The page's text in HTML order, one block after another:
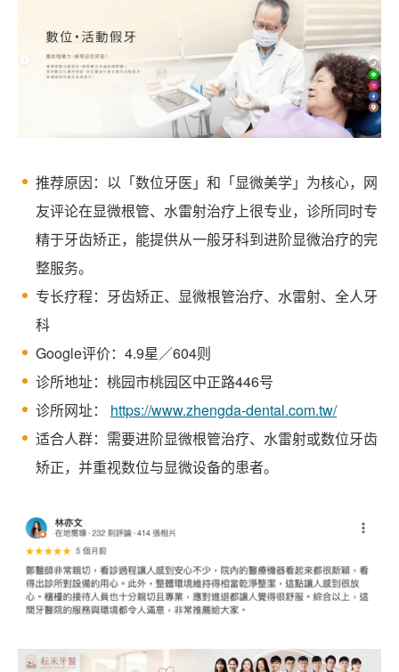
推荐原因：以「数位牙医」和「显微美学」为核心，网
友评论在显微根管、水雷射治疗上很专业，诊所同时专
精于牙齿矫正，能提供从一般牙科到进阶显微治疗的完
整服务。
专长疗程：牙齿矫正、显微根管治疗、水雷射、全人牙
科
Google评价：4.9星／604则
诊所地址：桃园市桃园区中正路446号
诊所网址： https://www.zhengda-dental.com.tw/
适合人群：需要进阶显微根管治疗、水雷射或数位牙齿
矫正，并重视数位与显微设备的患者。